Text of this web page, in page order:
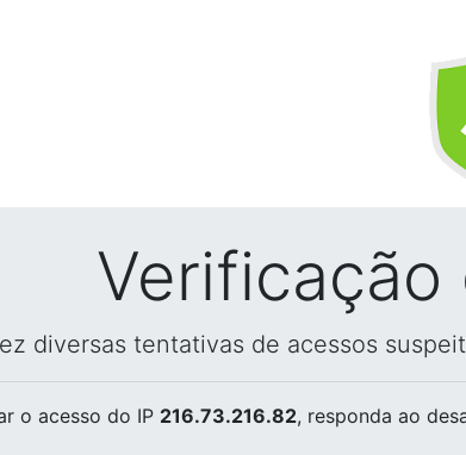
Verificação
diversas tentativas de acessos
o acesso do IP 216.73.216.82, responda ao